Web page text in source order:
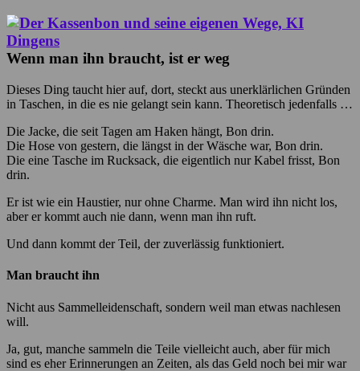
Wenn man ihn braucht, ist er weg
Dieses Ding taucht hier auf, dort, steckt aus unerklärlichen Gründen
in Taschen, in die es nie gelangt sein kann. Theoretisch jedenfalls …
Die Jacke, die seit Tagen am Haken hängt, Bon drin.
Die Hose von gestern, die längst in der Wäsche war, Bon drin.
Die eine Tasche im Rucksack, die eigentlich nur Kabel frisst, Bon
drin.
Er ist wie ein Haustier, nur ohne Charme. Man wird ihn nicht los,
aber er kommt auch nie dann, wenn man ihn ruft.
Und dann kommt der Teil, der zuverlässig funktioniert.
Man braucht ihn
Nicht aus Sammelleidenschaft, sondern weil man etwas nachlesen
will.
Ja, gut, manche sammeln die Teile vielleicht auch, aber für mich
sind es eher Erinnerungen an Zeiten, als das Geld noch bei mir war